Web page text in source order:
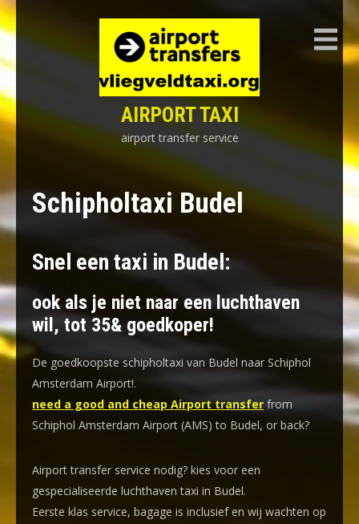
Skip
to
content
AIRPORT TAXI
airport transfer service
Schipholtaxi Budel
Snel een taxi in Budel:
ook als je niet naar een luchthaven
wil, tot 35& goedkoper!
De goedkoopste schipholtaxi van Budel naar Schiphol
Amsterdam Airport!.
need a good and cheap Airport transfer from
Schiphol Amsterdam Airport (AMS) to Budel, or back?
Airport transfer service nodig? kies voor een
gespecialiseerde luchthaven taxi in Budel.
Eerste klas service, bagage is inclusief en wij wachten op